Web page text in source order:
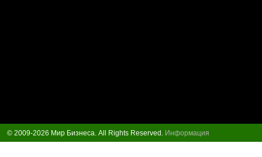
© 2009-2026 Мир Бизнеса. All Rights Reserved. Информация